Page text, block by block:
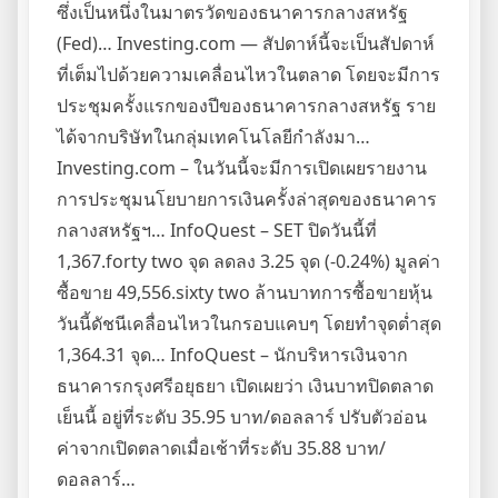
ซึ่งเป็นหนึ่งในมาตรวัดของธนาคารกลางสหรัฐ
(Fed)… Investing.com — สัปดาห์นี้จะเป็นสัปดาห์
ที่เต็มไปด้วยความเคลื่อนไหวในตลาด โดยจะมีการ
ประชุมครั้งแรกของปีของธนาคารกลางสหรัฐ ราย
ได้จากบริษัทในกลุ่มเทคโนโลยีกำลังมา…
Investing.com – ในวันนี้จะมีการเปิดเผยรายงาน
การประชุมนโยบายการเงินครั้งล่าสุดของธนาคาร
กลางสหรัฐฯ… InfoQuest – SET ปิดวันนี้ที่
1,367.forty two จุด ลดลง 3.25 จุด (-0.24%) มูลค่า
ซื้อขาย 49,556.sixty two ล้านบาทการซื้อขายหุ้น
วันนี้ดัชนีเคลื่อนไหวในกรอบแคบๆ โดยทำจุดต่ำสุด
1,364.31 จุด… InfoQuest – นักบริหารเงินจาก
ธนาคารกรุงศรีอยุธยา เปิดเผยว่า เงินบาทปิดตลาด
เย็นนี้ อยู่ที่ระดับ 35.95 บาท/ดอลลาร์ ปรับตัวอ่อน
ค่าจากเปิดตลาดเมื่อเช้าที่ระดับ 35.88 บาท/
ดอลลาร์…